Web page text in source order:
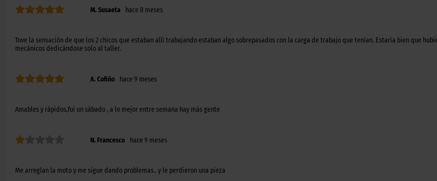
M. Susaeta hace 8 meses
Tuve la sensación de que los 2 chicos que estaban allí trabajando estaban algo sobrepasados con la carga de trabajo que tenían. Estaría bien que
mecánicos dedicándose solo al taller.
A. Cofiño hace 9 meses
Amables y rápidos,fui un sábado , a lo mejor entre semana hay más gente
N. Francesco hace 9 meses
Me arreglan la moto y me sigue dando problemas.. y le perdieron una pieza